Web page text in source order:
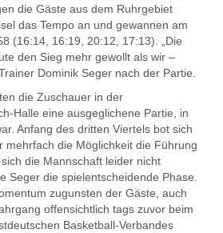
die Gäste aus dem Ruhrgebiet
das Tempo an und gewannen am
(16:14, 16:19, 20:12, 17:13). „Die
den Sieg mehr gewollt als wir –
Dominik Seger nach der Partie.
die Zuschauer in der
Halle eine ausgeglichene Partie, in
Anfang des dritten Viertels bot sich
mehrfach die Möglichkeit die Führung
die Mannschaft leider nicht
Seger die spielentscheidende Phase.
zugunsten der Gäste, auch
offensichtlich tags zuvor beim
Basketball-Verbandes